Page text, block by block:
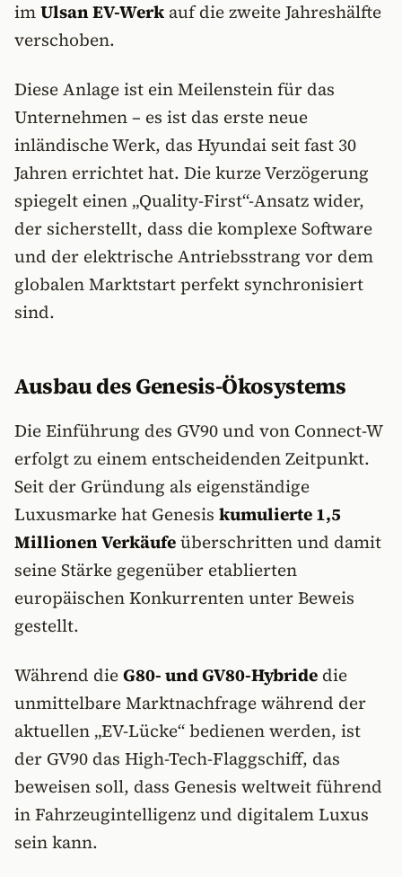
imUlsan EV-Werk auf die zweite Jahreshälfte
verschoben.
Diese Anlage ist ein Meilenstein für das
Unternehmen – es ist das erste neue
inländische Werk, das Hyundai seit fast 30
Jahren errichtet hat. Die kurze Verzögerung
spiegelt einen „Quality-First“-Ansatz wider,
der sicherstellt, dass die komplexe Software
und der elektrische Antriebsstrang vor dem
globalen Marktstart perfekt synchronisiert
sind.
Ausbau des Genesis-Ökosystems
Die Einführung des GV90 und von Connect-W
erfolgt zu einem entscheidenden Zeitpunkt.
Seit der Gründung als eigenständige
Luxusmarke hat Genesis kumulierte 1,5
Millionen Verkäufeüberschritten und damit
seine Stärke gegenüber etablierten
europäischen Konkurrenten unter Beweis
gestellt.
Während dieG80- und GV80-Hybride die
unmittelbare Marktnachfrage während der
aktuellen „EV-Lücke“ bedienen werden, ist
der GV90 das High-Tech-Flaggschiff, das
beweisen soll, dass Genesis weltweit führend
in Fahrzeugintelligenz und digitalem Luxus
sein kann.